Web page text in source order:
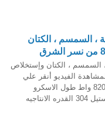
، السمسم ، الكتان
السمسم ، الكتان وإستخلاص
من نسر الشرق لمشاهدة الفيديو أنقر علي
سهم التشغيل المواصفات الطاقة 820 واط طول الاسكرو
21 سنتيمتر خامة الاسكرو من الاستانلس ستيل 304 القدره الانتاجيه